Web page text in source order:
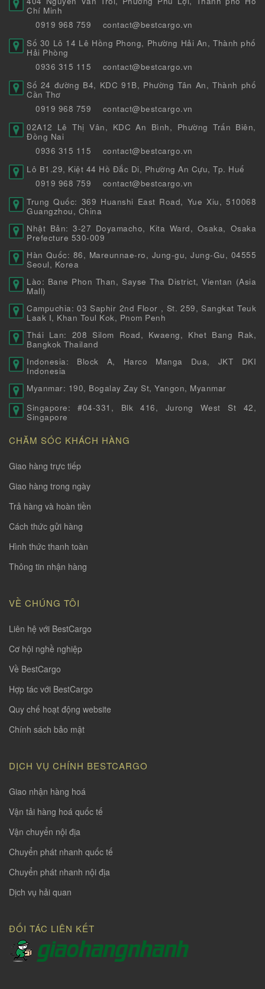
Chí Minh
0919 968 759
contact@bestcargo.vn
Số 30 Lô 14 Lê Hồng Phong, Phường Hải An, Thành phố
Hải Phòng
0936 315 115
contact@bestcargo.vn
Số 24 đường B4, KDC 91B, Phường Tân An, Thành phố
Cần Thơ
0919 968 759
contact@bestcargo.vn
02A12 Lê Thị Vân, KDC An Bình, Phường Trấn Biên,
Đồng Nai
0936 315 115
contact@bestcargo.vn
Lô B1.29, Kiệt 44 Hồ Đắc Di, Phường An Cựu, Tp. Huế
0919 968 759
contact@bestcargo.vn
Trung Quốc: 369 Huanshi East Road, Yue Xiu, 510068
Guangzhou, China
Nhật Bản: 3-27 Doyamacho, Kita Ward, Osaka, Osaka
Prefecture 530-009
Hàn Quốc: 86, Mareunnae-ro, Jung-gu, Jung-Gu, 04555
Seoul, Korea
Lào: Bane Phon Than, Sayse Tha District, Vientan (Asia
Mall)
Campuchia: 03 Saphir 2nd Floor , St. 259, Sangkat Teuk
Laak I, Khan Toul Kok, Pnom Penh
Thái Lan: 208 Silom Road, Kwaeng, Khet Bang Rak,
Bangkok Thailand
Indonesia: Block A, Harco Manga Dua, JKT DKI
Indonesia
Myanmar: 190, Bogalay Zay St, Yangon, Myanmar
Singapore: #04-331, Blk 416, Jurong West St 42,
Singapore
CHĂM SÓC KHÁCH HÀNG
Giao hàng trực tiếp
Giao hàng trong ngày
Trả hàng và hoàn tiền
Cách thức gửi hàng
Hình thức thanh toàn
Thông tin nhận hàng
VỀ CHÚNG TÔI
Liên hệ với BestCargo
Cơ hội nghề nghiệp
Về BestCargo
Hợp tác với BestCargo
Quy chế hoạt động website
Chính sách bảo mật
DỊCH VỤ CHÍNH BESTCARGO
Giao nhận hàng hoá
Vận tải hàng hoá quốc tế
Vận chuyển nội địa
Chuyển phát nhanh quốc tế
Chuyển phát nhanh nội địa
Dịch vụ hải quan
ĐỐI TÁC LIÊN KẾT